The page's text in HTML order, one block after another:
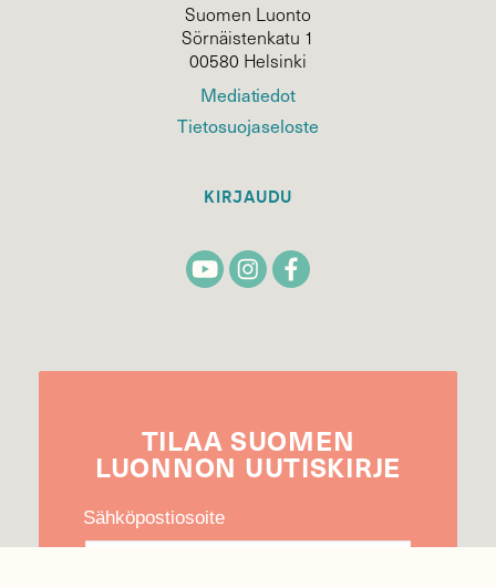
Suomen Luonto
Sörnäistenkatu 1
00580 Helsinki
Mediatiedot
Tietosuojaseloste
KIRJAUDU
TILAA SUOMEN
LUONNON UUTIS­KIRJE
Sähköpostiosoite